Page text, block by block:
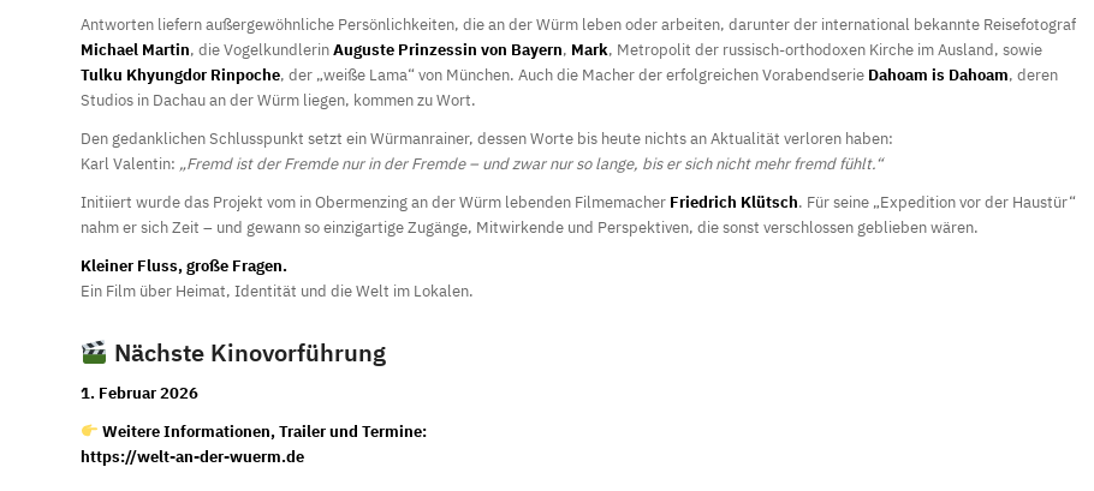
Antworten liefern außergewöhnliche Persönlichkeiten, die an der Würm leben oder arbeiten, darunter der international bekannte Reisefotograf
Michael Martin, die VogelkundlerinAuguste Prinzessin von Bayern, Mark, Metropolit der russisch-orthodoxen Kirche im Ausland, sowie
Tulku Khyungdor Rinpoche, der „weiße Lama“ von München. Auch die Macher der erfolgreichen Vorabendserie Dahoam is Dahoam, deren
Studios in Dachau an der Würm liegen, kommen zu Wort.
Den gedanklichen Schlusspunkt setzt ein Würmanrainer, dessen Worte bis heute nichts an Aktualität verloren haben:
Karl Valentin: „Fremd ist der Fremde nur in der Fremde – und zwar nur so lange, bis er sich nicht mehr fremd fühlt.“
Initiiert wurde das Projekt vom in Obermenzing an der Würm lebenden Filmemacher Friedrich Klütsch. Für seine „Expedition vor der Haustür“
nahm er sich Zeit – und gewann so einzigartige Zugänge, Mitwirkende und Perspektiven, die sonst verschlossen geblieben wären.
Kleiner Fluss, große Fragen.
Ein Film über Heimat, Identität und die Welt im Lokalen.
Nächste Kinovorführung
1. Februar 2026
Weitere Informationen, Trailer und Termine:
https://welt-an-der-wuerm.de